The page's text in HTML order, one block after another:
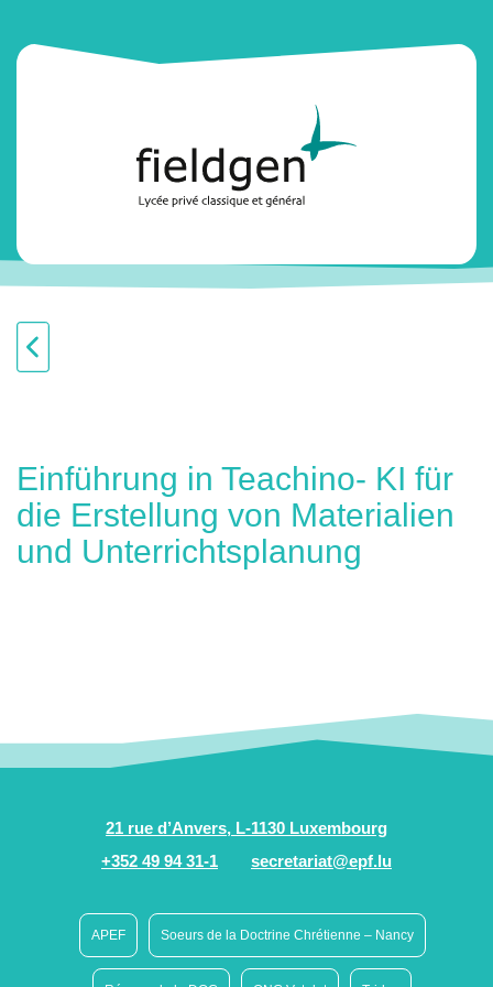
Einführung in Teachino- KI für
die Erstellung von Materialien
und Unterrichtsplanung
21 rue d’Anvers, L-1130 Luxembourg
+352 49 94 31-1
secretariat@epf.lu
APEF Soeurs de la Doctrine Chrétienne – Nancy